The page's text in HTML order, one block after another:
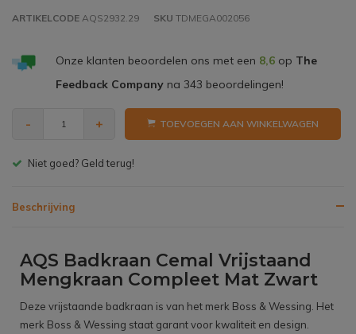
ARTIKELCODE AQS2932.29 SKU TDMEGA002056
Onze klanten beoordelen ons met een 8,6op The
Feedback Companyna 343 beoordelingen!
- + TOEVOEGEN AAN WINKELWAGEN
Gratis bezorgen v.a. € 150,- (NL)
Beschrijving
AQS Badkraan Cemal Vrijstaand
Mengkraan Compleet Mat Zwart
Deze vrijstaande badkraan is van het merk Boss & Wessing. Het
merk Boss & Wessing staat garant voor kwaliteit en design.